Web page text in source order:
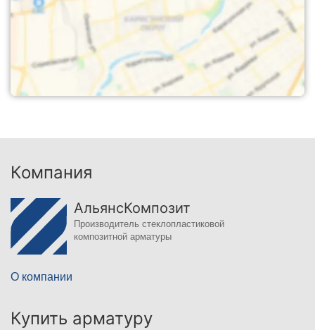
Компания
АльянсКомпозит
Производитель стеклопластиковой
композитной арматуры
О компании
Купить арматуру